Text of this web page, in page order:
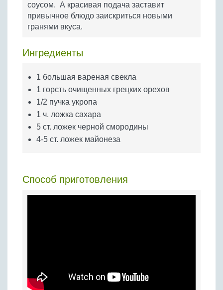
Бобовые
Яйца
соусом. А красивая подача заставит
привычное блюдо заискриться новыми
гранями вкуса.
Ингредиенты
1 большая вареная свекла
1 горсть очищенных грецких орехов
1/2 пучка укропа
1 ч. ложка сахара
5 ст. ложек черной смородины
4-5 cт. ложек майонеза
Способ приготовления